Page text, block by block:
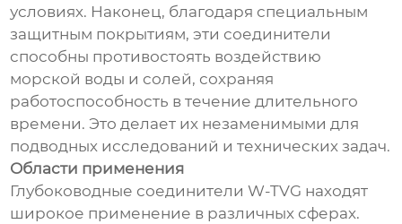
условиях. Наконец, благодаря специальным
защитным покрытиям, эти соединители
способны противостоять воздействию
морской воды и солей, сохраняя
работоспособность в течение длительного
времени. Это делает их незаменимыми для
подводных исследований и технических задач.
Области применения
Глубоководные соединители W-TVG находят
широкое применение в различных сферах.